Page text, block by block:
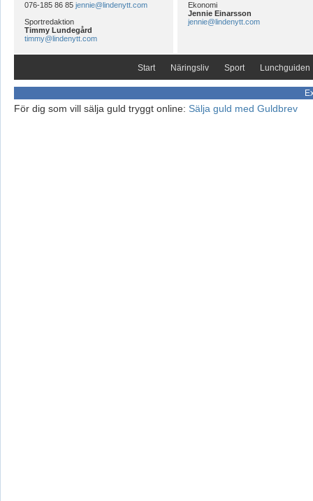
076-185 86 85 jennie@lindenytt.com
Sportredaktion
Timmy Lundegård
timmy@lindenytt.com
Ekonomi
Jennie Einarsson
jennie@lindenytt.com
Start Näringsliv Sport Lunchguiden
För dig som vill sälja guld tryggt online: Sälja guld med Guldbrev